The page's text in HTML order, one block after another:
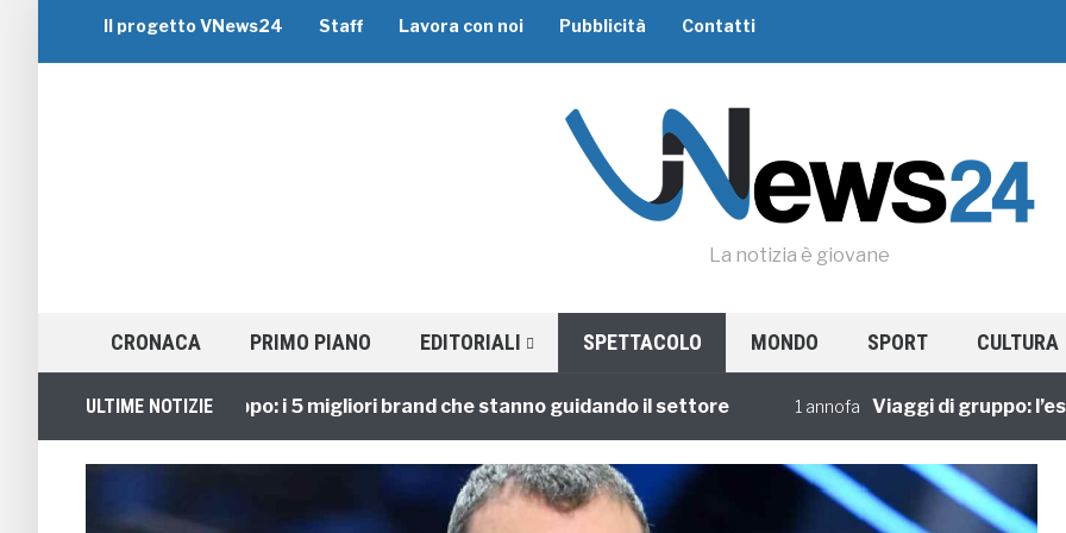
Il progetto VNews24 Staff Lavora con noi Pubblicità Contatti
La notizia è giovane
CRONACA PRIMO PIANO EDITORIALI SPETTACOLO MONDO SPORT CULTURA
ULTIME NOTIZIE
Viaggi di Gruppo: i 5 migliori brand che stanno guidando il settore 1 annofa Viaggi di gruppo: